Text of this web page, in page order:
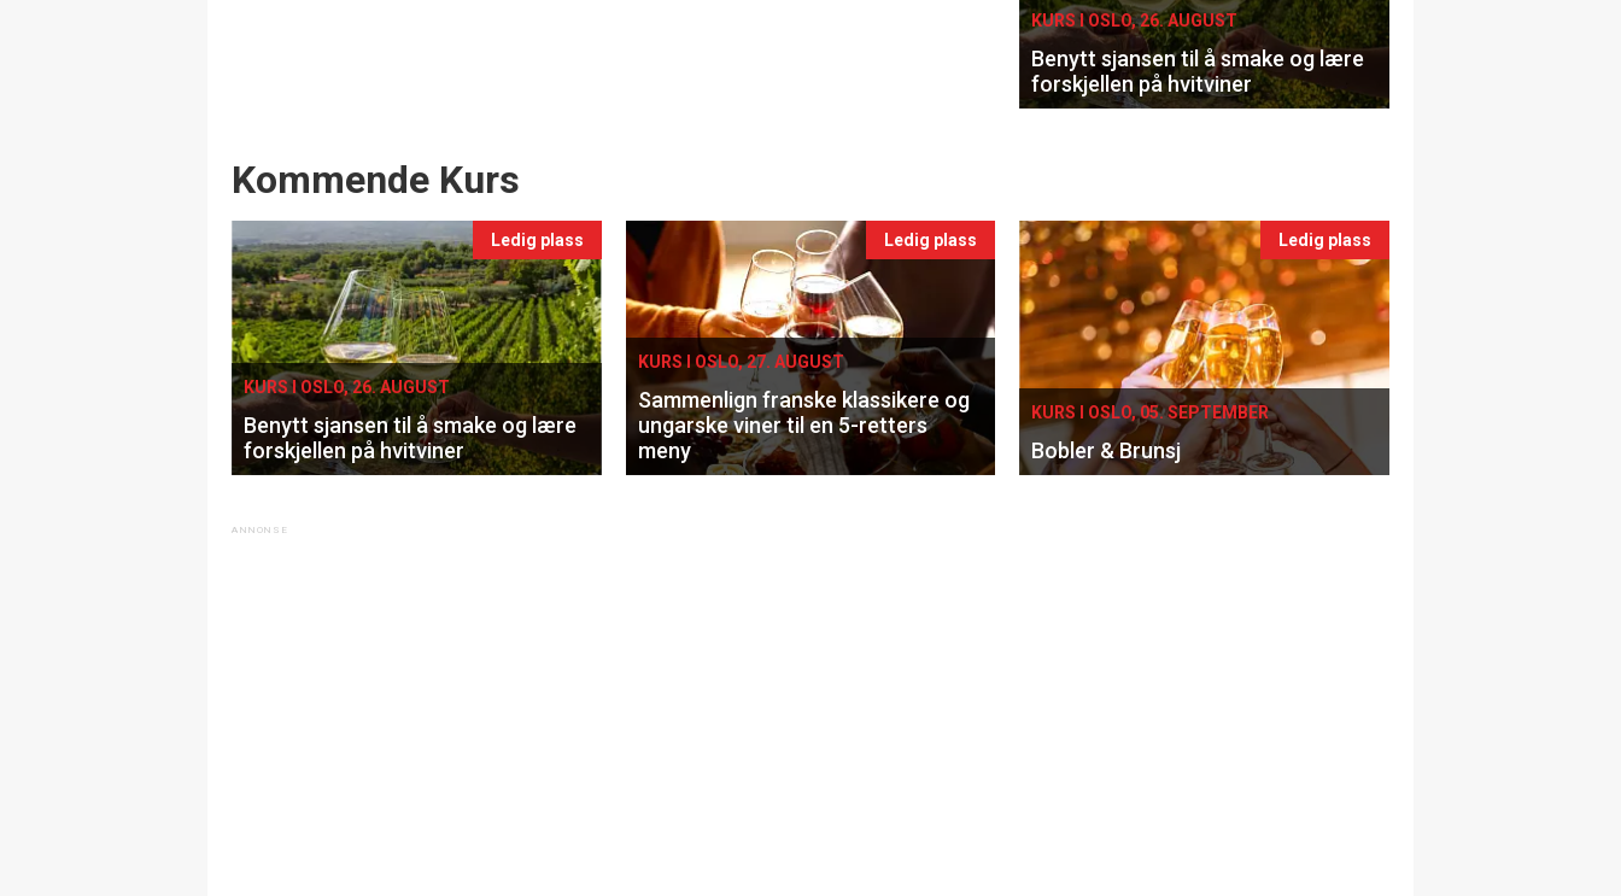
KURS I OSLO, 26. AUGUST
Benytt sjansen til å smake og lære
forskjellen på hvitviner
Events
Kommende Kurs
Ledig plass
KURS I OSLO, 26. AUGUST
Benytt sjansen til å smake og lære
forskjellen på hvitviner
Ledig plass
KURS I OSLO, 27. AUGUST
Sammenlign franske klassikere og
ungarske viner til en 5-retters
meny
Ledig plass
KURS I OSLO, 05. SEPTEMBER
Bobler & Brunsj